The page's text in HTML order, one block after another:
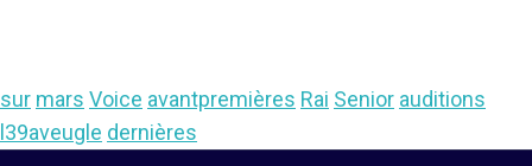
sur mars Voice avantpremières Rai Senior auditions
l39aveugle dernières